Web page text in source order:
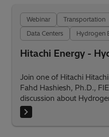
Webinar Transportation
Data Centers
Hydrogen
Hitachi Energy -
Join one of Hitachi
Fahd Hashiesh, Ph.D.,
discussion about